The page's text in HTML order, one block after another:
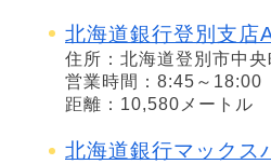
北海道銀行登別支店
住所：北海道登別市中央
営業時間：8:45～18:00
距離：10,580メートル
北海道銀行マックス